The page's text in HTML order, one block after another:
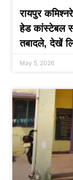
रायपुर
हेड कांस्टेबल
तबादले, देखें
May 5, 2026